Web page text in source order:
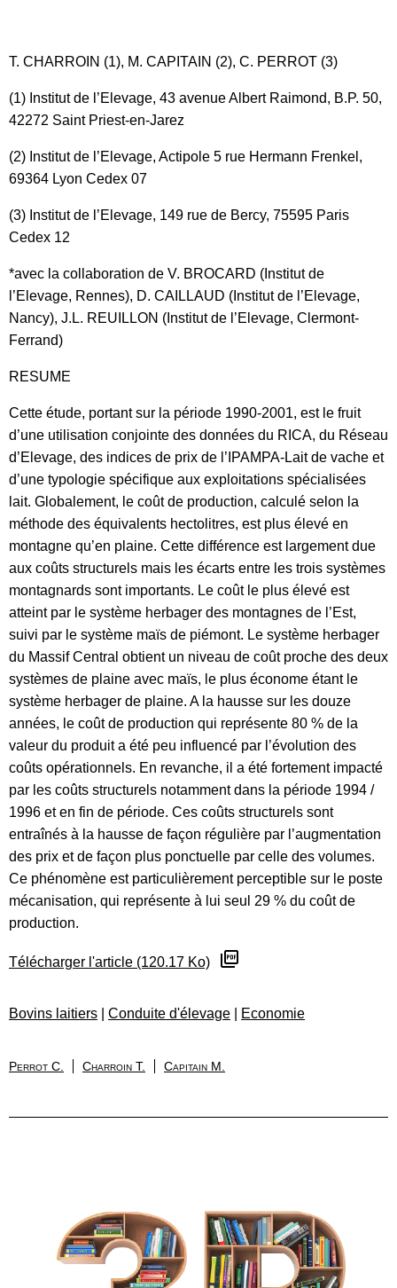
T. CHARROIN (1), M. CAPITAIN (2), C. PERROT (3)
(1) Institut de l’Elevage, 43 avenue Albert Raimond, B.P. 50,
42272 Saint Priest-en-Jarez
(2) Institut de l’Elevage, Actipole 5 rue Hermann Frenkel,
69364 Lyon Cedex 07
(3) Institut de l’Elevage, 149 rue de Bercy, 75595 Paris
Cedex 12
*avec la collaboration de V. BROCARD (Institut de
l’Elevage, Rennes), D. CAILLAUD (Institut de l’Elevage,
Nancy), J.L. REUILLON (Institut de l’Elevage, Clermont-
Ferrand)
RESUME
Cette étude, portant sur la période 1990-2001, est le fruit
d’une utilisation conjointe des données du RICA, du Réseau
d’Elevage, des indices de prix de l’IPAMPA-Lait de vache et
d’une typologie spécifique aux exploitations spécialisées
lait. Globalement, le coût de production, calculé selon la
méthode des équivalents hectolitres, est plus élevé en
montagne qu’en plaine. Cette différence est largement due
aux coûts structurels mais les écarts entre les trois systèmes
montagnards sont importants. Le coût le plus élevé est
atteint par le système herbager des montagnes de l’Est,
suivi par le système maïs de piémont. Le système herbager
du Massif Central obtient un niveau de coût proche des deux
systèmes de plaine avec maïs, le plus économe étant le
système herbager de plaine. A la hausse sur les douze
années, le coût de production qui représente 80 % de la
valeur du produit a été peu influencé par l’évolution des
coûts opérationnels. En revanche, il a été fortement impacté
par les coûts structurels notamment dans la période 1994 /
1996 et en fin de période. Ces coûts structurels sont
entraînés à la hausse de façon régulière par l’augmentation
des prix et de façon plus ponctuelle par celle des volumes.
Ce phénomène est particulièrement perceptible sur le poste
mécanisation, qui représente à lui seul 29 % du coût de
production.
Télécharger l'article (120.17 Ko)
Bovins laitiers Conduite d'élevage Economie
Perrot C. Charroin T. Capitain M.